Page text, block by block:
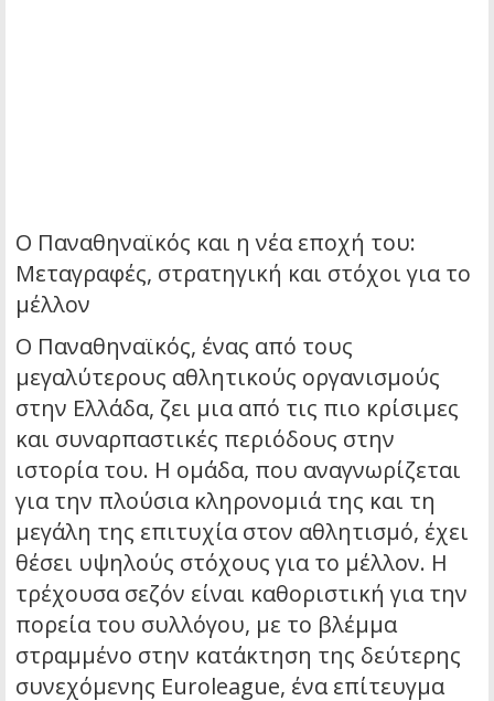
Ο Παναθηναϊκός και η νέα εποχή του:
Μεταγραφές, στρατηγική και στόχοι για το
μέλλον
Ο Παναθηναϊκός, ένας από τους
μεγαλύτερους αθλητικούς οργανισμούς
στην Ελλάδα, ζει μια από τις πιο κρίσιμες
και συναρπαστικές περιόδους στην
ιστορία του. Η ομάδα, που αναγνωρίζεται
για την πλούσια κληρονομιά της και τη
μεγάλη της επιτυχία στον αθλητισμό, έχει
θέσει υψηλούς στόχους για το μέλλον. Η
τρέχουσα σεζόν είναι καθοριστική για την
πορεία του συλλόγου, με το βλέμμα
στραμμένο στην κατάκτηση της δεύτερης
συνεχόμενης Euroleague, ένα επίτευγμα